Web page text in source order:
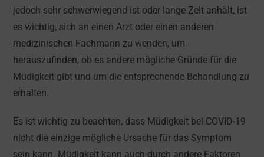
jedoch sehr schwerwiegend ist oder lange Zeit anhält, ist
es wichtig, sich an einen Arzt oder einen anderen
medizinischen Fachmann zu wenden, um
herauszufinden, ob es andere mögliche Gründe für die
Müdigkeit gibt und um die entsprechende Behandlung zu
erhalten.
Es ist wichtig zu beachten, dass Müdigkeit bei COVID-19
nicht die einzige mögliche Ursache für das Symptom
sein kann. Müdigkeit kann auch durch andere Faktoren